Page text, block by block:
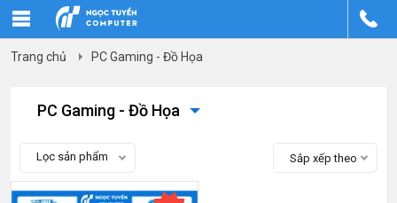
Trang chủ PC Gaming - Đồ Họa
PC Gaming - Đồ Họa
Lọc sản phẩm Sắp xếp theo